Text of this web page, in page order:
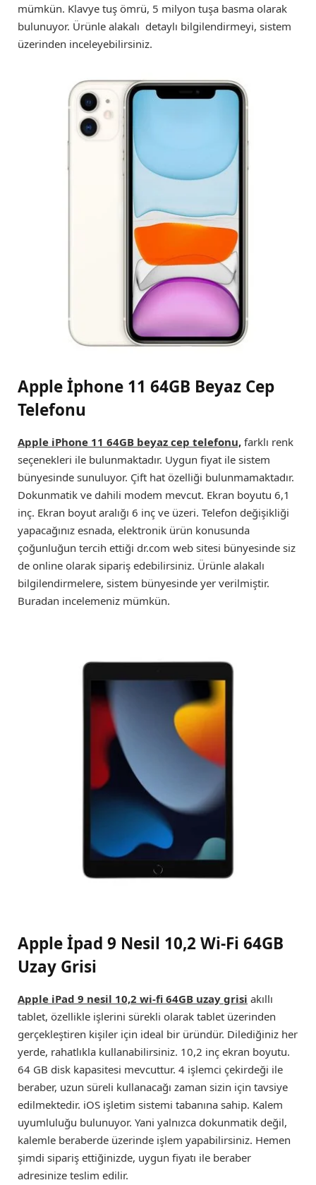
mümkün. Klavye tuş ömrü, 5 milyon tuşa basma olarak
bulunuyor. Ürünle alakalı detaylı bilgilendirmeyi, sistem
üzerinden inceleyebilirsiniz.
Apple İphone 11 64GB Beyaz Cep
Telefonu
Apple iPhone 11 64GB beyaz cep telefonu, farklı renk
seçenekleri ile bulunmaktadır. Uygun fiyat ile sistem
bünyesinde sunuluyor. Çift hat özelliği bulunmamaktadır.
Dokunmatik ve dahili modem mevcut. Ekran boyutu 6,1
inç. Ekran boyut aralığı 6 inç ve üzeri. Telefon değişikliği
yapacağınız esnada, elektronik ürün konusunda
çoğunluğun tercih ettiği dr.com web sitesi bünyesinde siz
de online olarak sipariş edebilirsiniz. Ürünle alakalı
bilgilendirmelere, sistem bünyesinde yer verilmiştir.
Buradan incelemeniz mümkün.
Apple İpad 9 Nesil 10,2 Wi-Fi 64GB
Uzay Grisi
Apple iPad 9 nesil 10,2 wi-fi 64GB uzay grisi akıllı
tablet, özellikle işlerini sürekli olarak tablet üzerinden
gerçekleştiren kişiler için ideal bir üründür. Dilediğiniz her
yerde, rahatlıkla kullanabilirsiniz. 10,2 inç ekran boyutu.
64 GB disk kapasitesi mevcuttur. 4 işlemci çekirdeği ile
beraber, uzun süreli kullanacağı zaman sizin için tavsiye
edilmektedir. iOS işletim sistemi tabanına sahip. Kalem
uyumluluğu bulunuyor. Yani yalnızca dokunmatik değil,
kalemle beraberde üzerinde işlem yapabilirsiniz. Hemen
şimdi sipariş ettiğinizde, uygun fiyatı ile beraber
adresinize teslim edilir.